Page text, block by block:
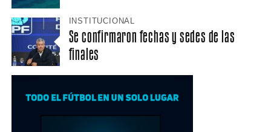
INSTITUCIONAL
Se confirmaron fechas y sedes de las
finales